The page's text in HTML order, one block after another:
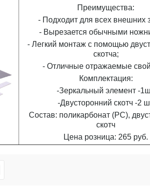
Преимущества:
- Подходит для всех внешних
- Вырезается обычными
- Легкий монтаж с помощью
скотча;
- Отличные отражаемые
Комплектация:
-Зеркальный элемент -
-Двусторонний скотч -2
Состав: поликарбонат (РС),
скотч
Цена розница: 265 руб.